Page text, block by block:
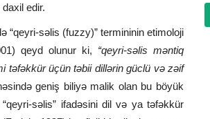
edir.
“qeyri-səlis (fuzzy)” termininin etimoloji
qeyd olunur ki, “qeyri-səlis məntiq
təfəkkür üçün təbii dillərin güclü və zəif
geniş biliyə malik olan bu böyük
səlis” ifadəsini dil və ya təfəkkür